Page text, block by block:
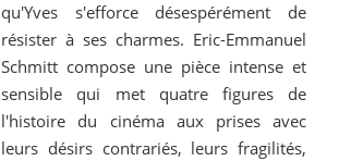
qu'Yves s'efforce désespérément de
résister à ses charmes. Eric-Emmanuel
Schmitt compose une pièce intense et
sensible qui met quatre figures de
l'histoire du cinéma aux prises avec
leurs désirs contrariés, leurs fragilités,